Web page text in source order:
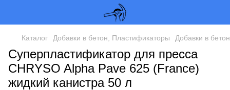
Каталог Добавки в бетон, Пластификаторы Добавки в
Суперпластификатор для пресса
CHRYSO Alpha Pave 625 (France)
жидкий канистра 50 л